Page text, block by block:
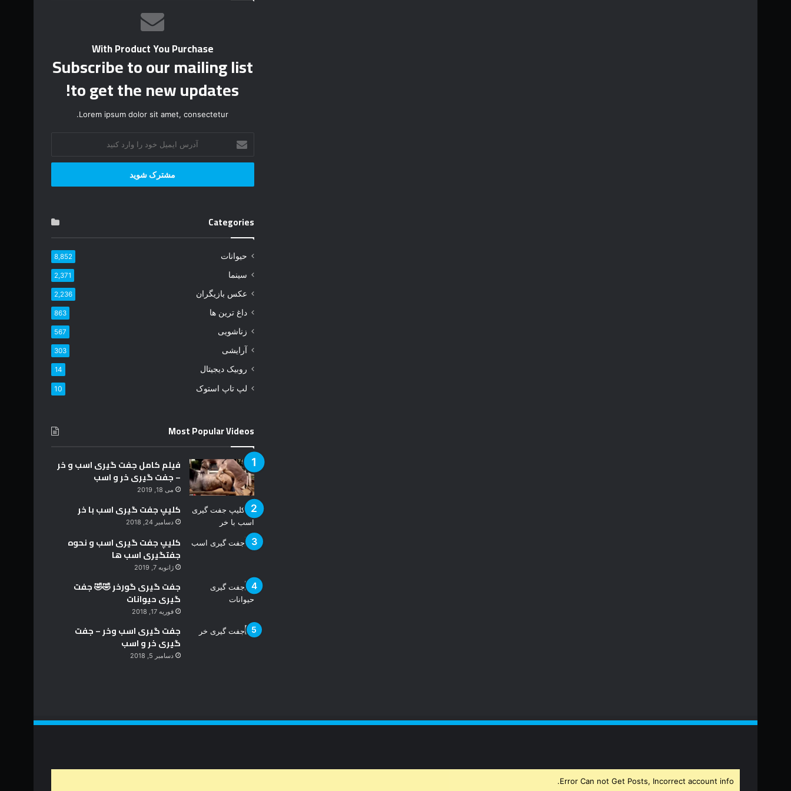
With Product You Purchase
Subscribe to our mailing list
to get the new updates!
Lorem ipsum dolor sit amet, consectetur.
ر
ا
ی
ل
د
ا
و
ر
د
ن
ی
Categories
حیوانات 8,852
سینما 2,371
عکس بازیگران 2,236
داغ ترین ها 863
زناشویی 567
آرایشی 303
روبیک دیجیتال 14
لپ تاپ استوک 10
Most Popular Videos
فیلم کامل جفت گیری اسب و خر
– جفت گیری خر و اسب
می 18, 2019
کلیپ جفت گیری اسب با خر
دسامبر 24, 2018
کلیپ جفت گیری اسب و نحوه
جفتگیری اسب ها
ژانویه 7, 2019
جفت گیری گورخر 🤣🤣 جفت
گیری حیوانات
فوریه 17, 2018
جفت گیری اسب وخر – جفت
گیری خر و اسب
دسامبر 5, 2018
Error Can not Get Posts, Incorrect account info.